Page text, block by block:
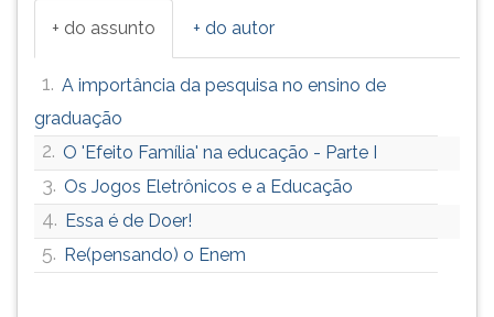
+ do assunto + do autor
1. A importância da pesquisa no ensino de
graduação
2. O 'Efeito Família' na educação - Parte I
3. Os Jogos Eletrônicos e a Educação
4. Essa é de Doer!
5. Re(pensando) o Enem